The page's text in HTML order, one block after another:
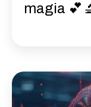
magia